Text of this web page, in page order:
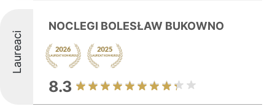
Laureaci
NOCLEGI BOLESŁAW BUKOWNO
8.3